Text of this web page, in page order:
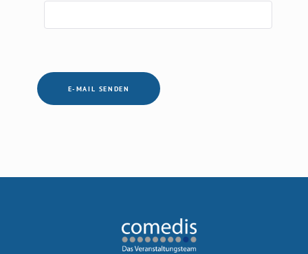
Captcha E-MAIL SENDEN